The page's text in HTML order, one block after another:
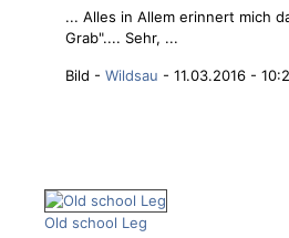
... Alles in Allem erinnert mich
Grab".... Sehr, ...
Bild - Wildsau - 11.03.2016 -
Old school Leg